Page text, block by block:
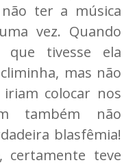
ter a música
vez. Quando
que tivesse ela
mas não
colocar nos
também não
blasfêmia!
certamente teve